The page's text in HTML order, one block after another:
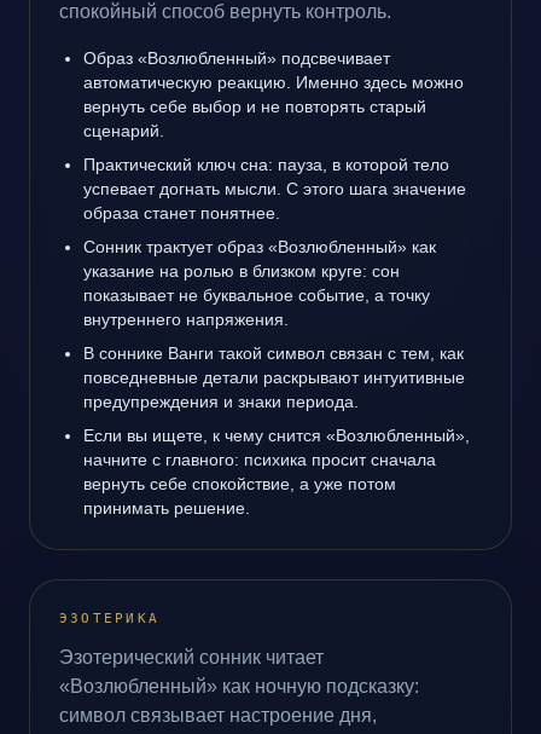
спокойный способ вернуть контроль.
Образ «Возлюбленный» подсвечивает
автоматическую реакцию. Именно здесь можно
вернуть себе выбор и не повторять старый
сценарий.
Практический ключ сна: пауза, в которой тело
успевает догнать мысли. С этого шага значение
образа станет понятнее.
Сонник трактует образ «Возлюбленный» как
указание на ролью в близком круге: сон
показывает не буквальное событие, а точку
внутреннего напряжения.
В соннике Ванги такой символ связан с тем, как
повседневные детали раскрывают интуитивные
предупреждения и знаки периода.
Если вы ищете, к чему снится «Возлюбленный»,
начните с главного: психика просит сначала
вернуть себе спокойствие, а уже потом
принимать решение.
ЭЗОТЕРИКА
Эзотерический сонник читает
«Возлюбленный» как ночную подсказку:
символ связывает настроение дня,